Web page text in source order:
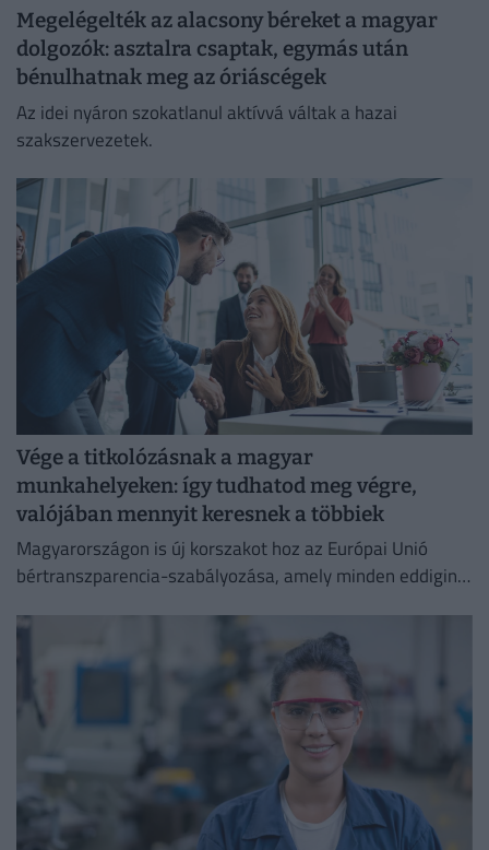
Megelégelték az alacsony béreket a magyar
dolgozók: asztalra csaptak, egymás után
bénulhatnak meg az óriáscégek
Az idei nyáron szokatlanul aktívvá váltak a hazai
szakszervezetek.
Vége a titkolózásnak a magyar
munkahelyeken: így tudhatod meg végre,
valójában mennyit keresnek a többiek
Magyarországon is új korszakot hoz az Európai Unió
bértranszparencia-szabályozása, amely minden eddiginél